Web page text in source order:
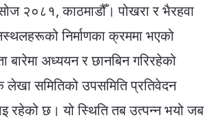
२०८१, काठमाडौँ। पोखरा र भैरहवा
निर्माणका क्रममा भएको
बारेमा अध्ययन र छानबिन गरिरहेको
लेखा समितिको उपसमिति प्रतिवेदन
रहेको छ। यो स्थिति तब उत्पन्न भयो जब